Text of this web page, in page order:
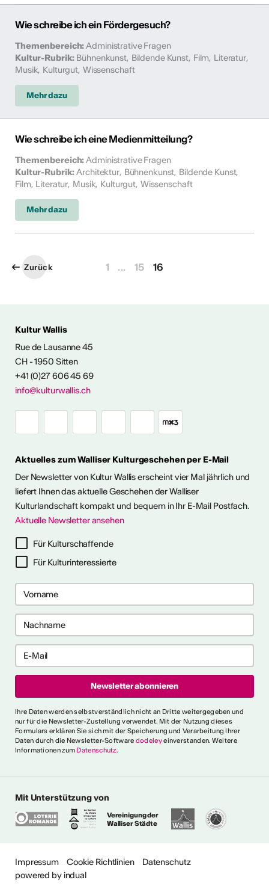
anzeigen
als
r
r
Ein
erklärt ausserdem den
Ausdrücken.
Fragen?
Wie schreibe ich ein Fördergesuch?
Themenbereich:Administrative Fragen
Kultur-Rubrik: Bühnenkunst, Bildende Kunst, Film, Literatur,
Musik, Kulturgut, Wissenschaft
Mehr dazu
Wie schreibe ich eine Medienmitteilung?
Themenbereich:Administrative Fragen
Kultur-Rubrik:Architektur, Bühnenkunst, Bildende Kunst,
Film, Literatur, Musik, Kulturgut, Wissenschaft
Mehr dazu
1 ... 15 16
Zurück
Kultur Wallis
Rue de Lausanne 45
CH - 1950 Sitten
+41 (0)27 606 45 69
info@kulturwallis.ch
Aktuelles zum Walliser Kulturgeschehen per E-Mail
Der Newsletter von Kultur Wallis erscheint vier Mal jährlich und
liefert Ihnen das aktuelle Geschehen der Walliser
Kulturlandschaft kompakt und bequem in Ihr E-Mail Postfach.
Aktuelle Newsletter ansehen
Für Kulturschaffende
Für Kulturinteressierte
Ihre Daten werden selbstverständlich nicht an Dritte weitergegeben und
nur für die Newsletter-Zustellung verwendet. Mit der Nutzung dieses
Formulars erklären Sie sich mit der Speicherung und Verarbeitung Ihrer
Daten durch die Newsletter-Software dodeleyeinverstanden. Weitere
Informationen zum Datenschutz.
Mit Unterstützung von
Vereinigung der
Walliser Städte
Impressum Cookie Richtlinien
Datenschutz
powered by indual